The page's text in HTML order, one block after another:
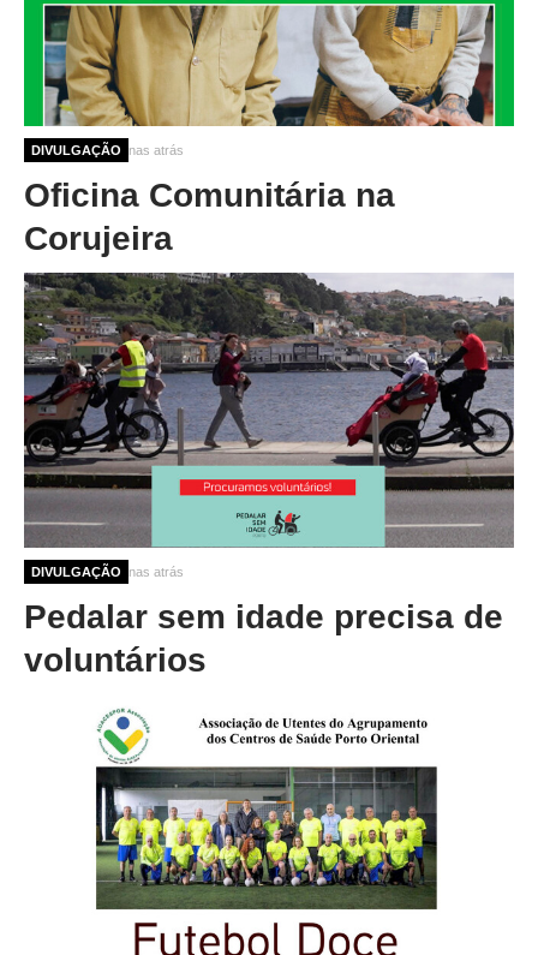
DIVULGAÇÃO
10 meses 3 semanas atrás
Oficina Comunitária na
Corujeira
DIVULGAÇÃO
10 meses 3 semanas atrás
Pedalar sem idade precisa de
voluntários